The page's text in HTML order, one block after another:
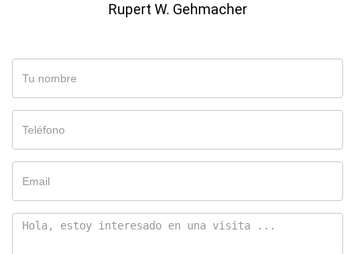
Rupert W. Gehmacher